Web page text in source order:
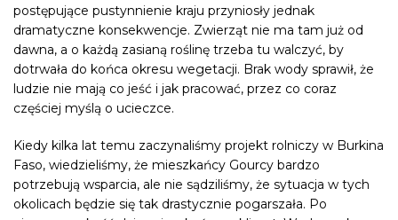
postępujące pustynnienie kraju przyniosły jednak
dramatyczne konsekwencje. Zwierząt nie ma tam już od
dawna, a o każdą zasianą roślinę trzeba tu walczyć, by
dotrwała do końca okresu wegetacji. Brak wody sprawił, że
ludzie nie mają co jeść i jak pracować, przez co coraz
częściej myślą o ucieczce.
Kiedy kilka lat temu zaczynaliśmy projekt rolniczy w Burkina
Faso, wiedzieliśmy, że mieszkańcy Gourcy bardzo
potrzebują wsparcia, ale nie sądziliśmy, że sytuacja w tych
okolicach będzie się tak drastycznie pogarszała. Po